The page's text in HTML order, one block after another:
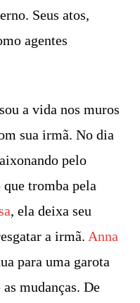
Seus atos,
agentes
a vida nos muros
sua irmã. No dia
pelo
tromba pela
, ela deixa seu
a irmã. Anna
para uma garota
mudanças. De